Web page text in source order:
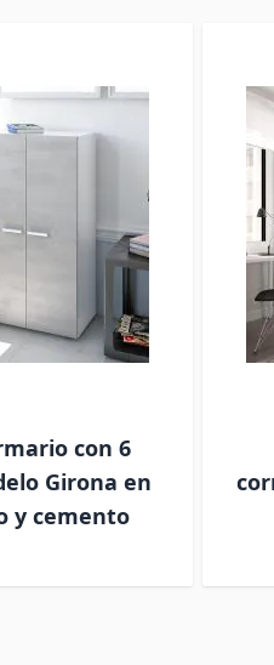
con 6
Girona en
y cemento